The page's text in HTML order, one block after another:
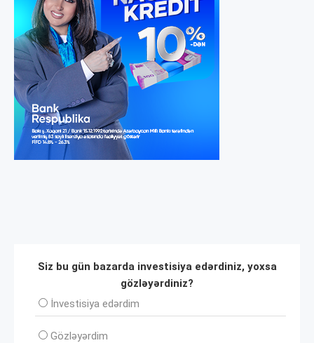
Siz bu gün bazarda investisiya edərdiniz, yoxsa
gözləyərdiniz?
İnvеstisiya edərdim
Gözləyərdim